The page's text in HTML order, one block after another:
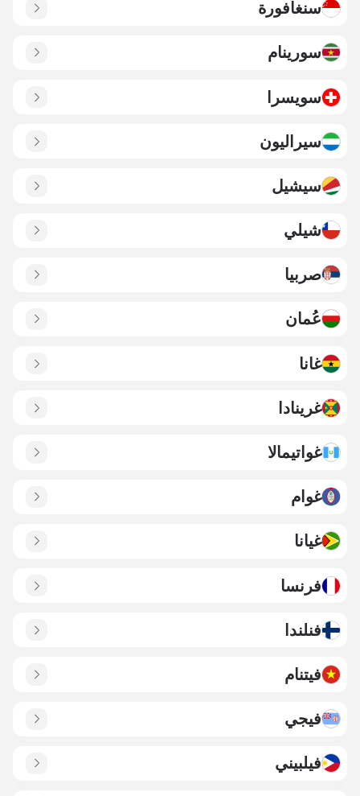
سنغافورة
سورينام
سويسرا
سيراليون
سيشيل
شيلي
صربيا
عُمان
غانا
غرينادا
غواتيمالا
غوام
غيانا
فرنسا
فنلندا
فيتنام
فيجي
فيلبيني